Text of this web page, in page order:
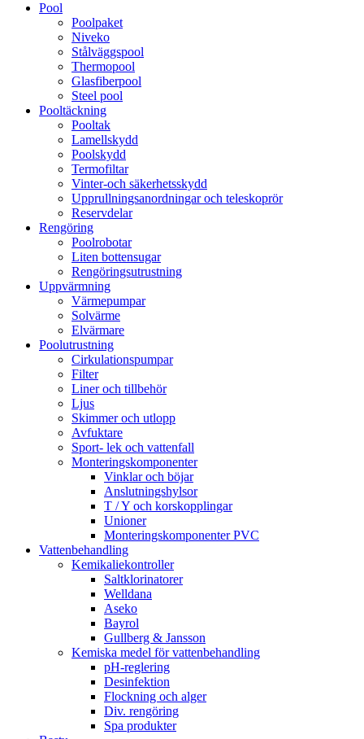
Pool
Poolpaket
Niveko
Stålväggspool
Thermopool
Glasfiberpool
Steel pool
Pooltäckning
Pooltak
Lamellskydd
Poolskydd
Termofiltar
Vinter-och säkerhetsskydd
Upprullningsanordningar och teleskoprör
Reservdelar
Rengöring
Poolrobotar
Liten bottensugar
Rengöringsutrustning
Uppvärmning
Värmepumpar
Solvärme
Elvärmare
Poolutrustning
Cirkulationspumpar
Filter
Liner och tillbehör
Ljus
Skimmer och utlopp
Avfuktare
Sport- lek och vattenfall
Monteringskomponenter
Vinklar och böjar
Anslutningshylsor
T / Y och korskopplingar
Unioner
Monteringskomponenter PVC
Vattenbehandling
Kemikaliekontroller
Saltklorinatorer
Welldana
Aseko
Bayrol
Gullberg & Jansson
Kemiska medel för vattenbehandling
pH-reglering
Desinfektion
Flockning och alger
Div. rengöring
Spa produkter